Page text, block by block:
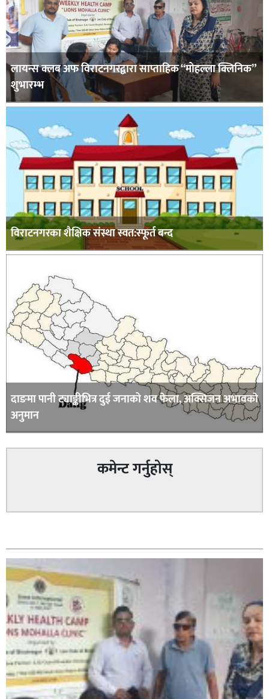
लायन्स क्लब अफ विराटनगरद्वारा साप्ताहिक “मोहल्ला क्लिनिक”
शुभारम्भ
विराटनगरका शैक्षिक संस्था स्वत:स्फूर्त बन्द
दाङमा पानी ट्याङ्कीभित्र दुई जनाको शव फेला, अक्सिजन अभावकाे
अनुमान
कमेन्ट गर्नुहोस्